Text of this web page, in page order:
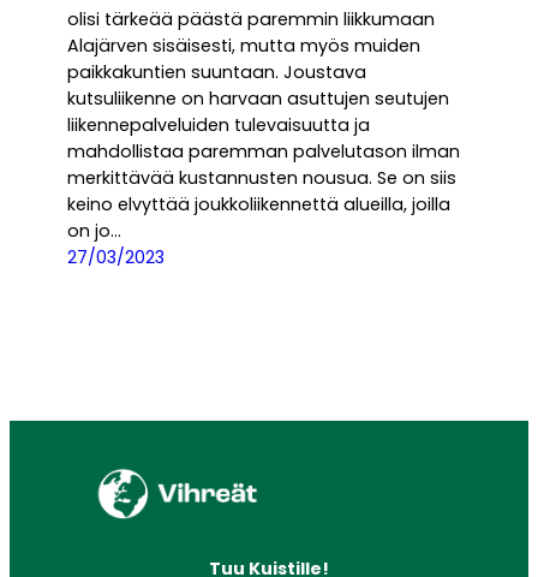
olisi tärkeää päästä paremmin liikkumaan
Alajärven sisäisesti, mutta myös muiden
paikkakuntien suuntaan. Joustava
kutsuliikenne on harvaan asuttujen seutujen
liikennepalveluiden tulevaisuutta ja
mahdollistaa paremman palvelutason ilman
merkittävää kustannusten nousua. Se on siis
keino elvyttää joukkoliikennettä alueilla, joilla
on jo…
27/03/2023
Tuu Kuistille!